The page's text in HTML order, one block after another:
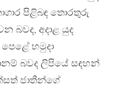
පිළිබඳ තොරතුරු
බවද, අදාළ යුද
හමුදා
බවද ලිපියේ සඳහන්
ජාතීන්ගේ